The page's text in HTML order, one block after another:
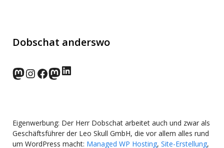
Dobschat anderswo
norden.social
Instagram
Facebook
wp-punks.social
LinkedIn
Eigenwerbung: Der Herr Dobschat arbeitet auch und zwar als
Geschäftsführer der Leo Skull GmbH, die vor allem alles rund
um WordPress macht: Managed WP Hosting, Site-Erstellung,